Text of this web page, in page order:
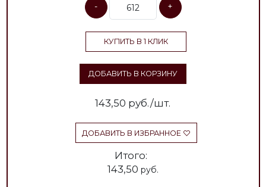
- +
КУПИТЬ В 1 КЛИК
ДОБАВИТЬ В КОРЗИНУ
143,50 руб./шт.
ДОБАВИТЬ В ИЗБРАННОЕ
Итого:
143,50 руб.